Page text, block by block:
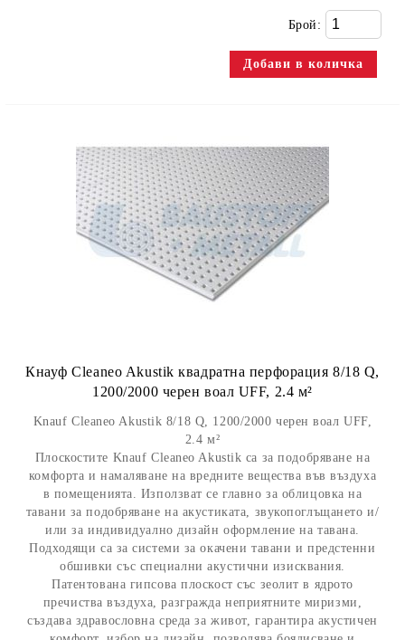
Брой:
Кнауф Cleaneo Akustik квадратна перфорация 8/18 Q,
1200/2000 черен воал UFF, 2.4 м²
Knauf Cleaneo Akustik 8/18 Q, 1200/2000 черен воал UFF,
2.4 м²
Плоскостите Knauf Cleaneo Akustik са за подобряване на
комфорта и намаляване на вредните вещества във въздуха
в помещенията. Използват се главно за облицовка на
тавани за подобряване на акустиката, звукопоглъщането и/
или за индивидуално дизайн оформление на тавана.
Подходящи са за системи за окачени тавани и предстенни
обшивки със специални акустични изисквания.
Патентована гипсова плоскост със зеолит в ядрото
пречиства въздуха, разгражда неприятните миризми,
създава здравословна среда за живот, гарантира акустичен